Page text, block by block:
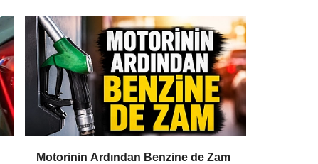
Motorinin Ardından Benzine de Zam